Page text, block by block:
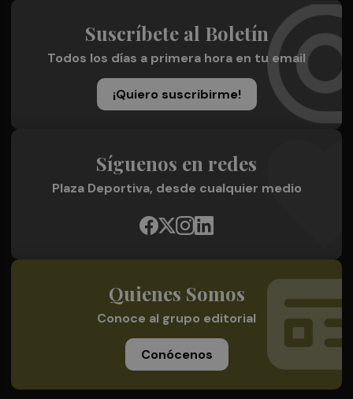
Suscríbete al Boletín
Todos los días a primera hora en tu email
¡Quiero suscribirme!
Síguenos en redes
Plaza Deportiva, desde cualquier medio
Quienes Somos
Conoce al grupo editorial
Conócenos